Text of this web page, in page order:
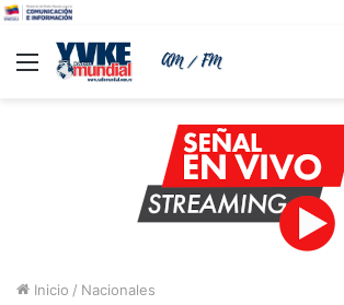
Menu
Inicio / Nacionales